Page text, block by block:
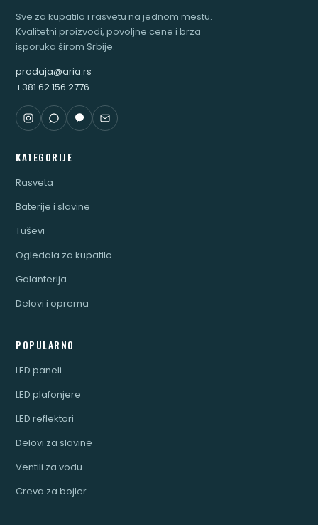
Sve za kupatilo i rasvetu na jednom mestu.
Kvalitetni proizvodi, povoljne cene i brza
isporuka širom Srbije.
prodaja@aria.rs
+381 62 156 2776
KATEGORIJE
Rasveta
Baterije i slavine
Tuševi
Ogledala za kupatilo
Galanterija
Delovi i oprema
POPULARNO
LED paneli
LED plafonjere
LED reflektori
Delovi za slavine
Ventili za vodu
Creva za bojler